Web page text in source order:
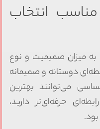
انتخاب
به میزان صمیمیت و نوع
دوستانه و صمیمانه
می‌توانند بهترین
حرفه‌ای‌تر دارید،